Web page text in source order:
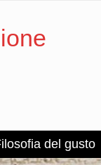
del gusto